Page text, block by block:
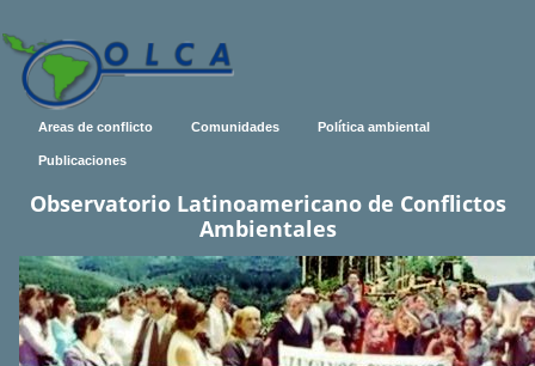
Areas de conflicto Comunidades Política ambiental
Publicaciones
Observatorio Latinoamericano de Conflictos
Ambientales